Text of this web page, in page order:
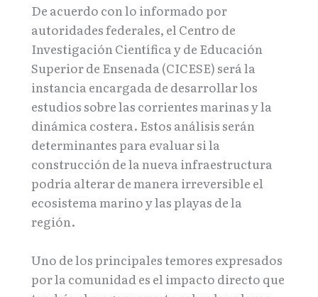
De acuerdo con lo informado por
autoridades federales, el Centro de
Investigación Científica y de Educación
Superior de Ensenada (CICESE) será la
instancia encargada de desarrollar los
estudios sobre las corrientes marinas y la
dinámica costera. Estos análisis serán
determinantes para evaluar si la
construcción de la nueva infraestructura
podría alterar de manera irreversible el
ecosistema marino y las playas de la
región.
Uno de los principales temores expresados
por la comunidad es el impacto directo que